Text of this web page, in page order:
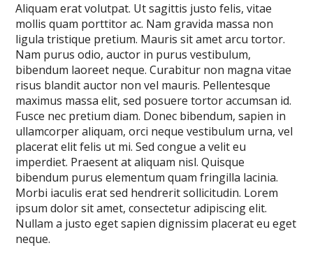
Aliquam erat volutpat. Ut sagittis justo felis, vitae
mollis quam porttitor ac. Nam gravida massa non
ligula tristique pretium. Mauris sit amet arcu tortor.
Nam purus odio, auctor in purus vestibulum,
bibendum laoreet neque. Curabitur non magna vitae
risus blandit auctor non vel mauris. Pellentesque
maximus massa elit, sed posuere tortor accumsan id.
Fusce nec pretium diam. Donec bibendum, sapien in
ullamcorper aliquam, orci neque vestibulum urna, vel
placerat elit felis ut mi. Sed congue a velit eu
imperdiet. Praesent at aliquam nisl. Quisque
bibendum purus elementum quam fringilla lacinia.
Morbi iaculis erat sed hendrerit sollicitudin. Lorem
ipsum dolor sit amet, consectetur adipiscing elit.
Nullam a justo eget sapien dignissim placerat eu eget
neque.